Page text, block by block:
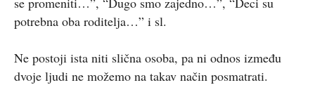
potrebna oba roditelja…” i sl.
Ne postoji ista niti slična osoba, pa ni odnos između
dvoje ljudi ne možemo na takav način posmatrati.